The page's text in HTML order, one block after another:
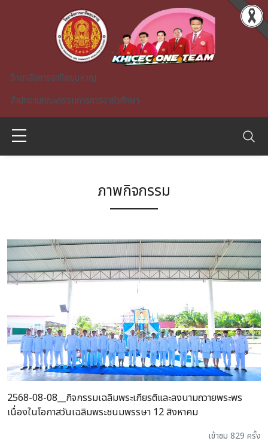
Skip to main content
วิทยาลัยการอาชีพขุนหาญ
สำนักงานคณะกรรมการการอาชีวศึกษา
ภาพกิจกรรม
2568-08-08__กิจกรรมเฉลิมพระเกียรติและลงนามถวายพระพร
เนื่องในโอกาสวันเฉลิมพระชนมพรรษา 12 สิงหาคม
เข้าชม 829 ครั้ง